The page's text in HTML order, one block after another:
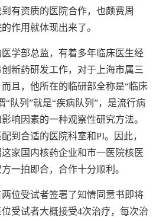
有资质的医院合作，也颇费周
作用就体现出来了。
学部总监，有着多年临床医生经
新药研发工作，对于上海市属三
且，他所在的临研部全称是“临床
“队列”就是“疾病队列”，是流行病
响因素的一种观察性研究方法。
到合适的医院科室和PI。因此，
家国内核药企业和市一医院核医
一拍即合，合作十分顺利。
位受试者签署了知情同意书即将
受试者大概接受4次治疗，每次治